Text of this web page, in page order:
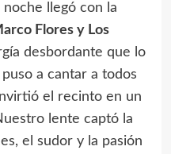
llegó con la
Flores y Los
desbordante que lo
a cantar a todos
el recinto en un
lente captó la
el sudor y la pasión